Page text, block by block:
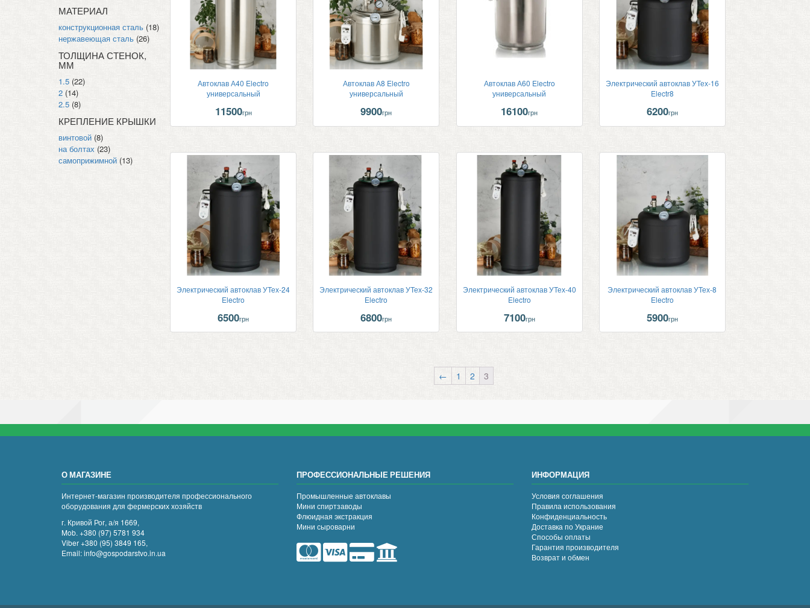
МАТЕРИАЛ
конструкционная сталь (18)
нержавеющая сталь (26)
ТОЛЩИНА СТЕНОК,
ММ
1.5 (22)
2 (14)
2.5 (8)
КРЕПЛЕНИЕ КРЫШКИ
винтовой (8)
на болтах (23)
самоприжимной (13)
Автоклав А40 Electro
универсальный
11500грн
Автоклав А8 Electro
универсальный
9900грн
Автоклав А60 Electro
универсальный
16100грн
Электрический автоклав УТех-16
Electr8
6200грн
Электрический автоклав УТех-24
Electro
6500грн
Электрический автоклав УТех-32
Electro
6800грн
Электрический автоклав УТех-40
Electro
7100грн
Электрический автоклав УТех-8
Electro
5900грн
← 1 2 3
О МАГАЗИНЕ
Интернет-магазин производителя профессионального
оборудования для фермерских хозяйств
г. Кривой Рог, а/я 1669,
Mob. +380 (97) 5781 934
Viber +380 (95) 3849 165,
Email: info@gospodarstvo.in.ua
ПРОФЕССИОНАЛЬНЫЕ РЕШЕНИЯ
Промышленные автоклавы
Мини спиртзаводы
Флюидная экстракция
Мини сыроварни
ИНФОРМАЦИЯ
Условия соглашения
Правила использования
Конфиденциальность
Доставка по Украние
Способы оплаты
Гарантия производителя
Возврат и обмен